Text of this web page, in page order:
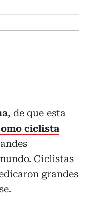
, de que esta
ciclista
Ciclistas
grandes